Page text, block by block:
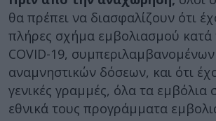
θα πρέπει να διασφαλίζουν ότι
πλήρες σχήμα εμβολιασμού κατά
COVID-19,
αναμνηστικών δόσεων, και ότι
γενικές γραμμές, όλα τα
εθνικά τους προγράμματα